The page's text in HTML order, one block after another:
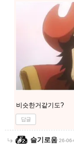
비슷한거같기도?
답글
슬기로움 26-